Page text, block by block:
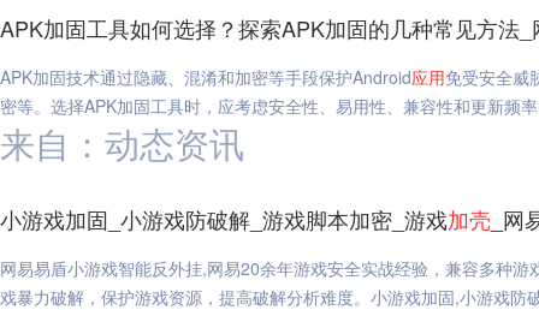
APK加固工具如何选择？探索APK加固的几种常见方法
APK加固技术通过隐藏、混淆和加密等手段保护Android应用免受安全威
密等。选择APK加固工具时，应考虑安全性、易用性、兼容性和更新频
来自：动态资讯
小游戏加固_小游戏防破解_游戏脚本加密_游戏加壳 _
网易易盾小游戏智能反外挂,网易20余年游戏安全实战经验，兼容多种
戏暴力破解，保护游戏资源，提高破解分析难度。小游戏加固,小游戏防